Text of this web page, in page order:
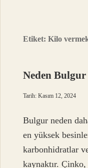
Etiket:Kilo
Neden
Tarih: Kasım 12, 2024
Bulgur neden
en yüksek
karbonhidratlar
kaynaktır.